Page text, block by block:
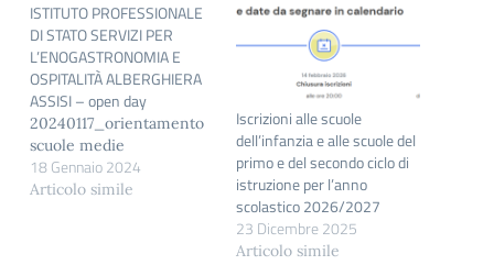
ISTITUTO PROFESSIONALE
DI STATO SERVIZI PER
L’ENOGASTRONOMIA E
OSPITALITÀ ALBERGHIERA
ASSISI – open day
20240117_orientamento
scuole medie
18 Gennaio 2024
Articolo simile
Iscrizioni alle scuole
dell’infanzia e alle scuole del
primo e del secondo ciclo di
istruzione per l’anno
scolastico 2026/2027
23 Dicembre 2025
Articolo simile